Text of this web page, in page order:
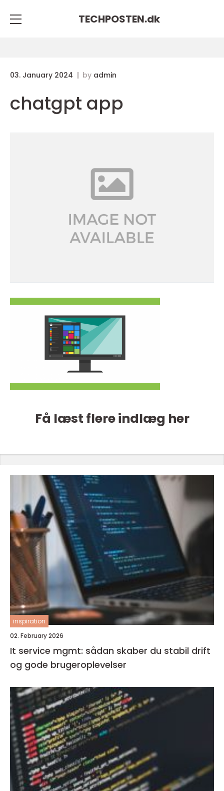
TECHPOSTEN.dk
03. January 2024 by admin
chatgpt app
Få læst flere indlæg her
inspiration
02. February 2026
It service mgmt: sådan skaber du stabil drift
og gode brugeroplevelser